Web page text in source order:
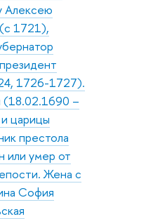
Алексею
1721),
1726-1727).
(18.02.1690 –
царицы
престола
или умер от
Жена с
София